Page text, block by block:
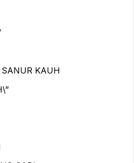
KAUH